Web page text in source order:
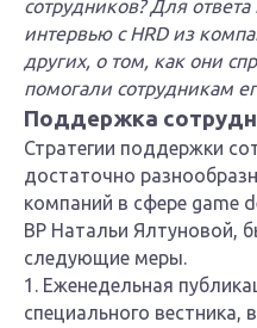
сотрудников? Для
интервью с HRD из
других, о том, как они
помогали сотрудникам
Поддержка
Стратегии поддержки
достаточно
компаний в сфере game
BP Натальи Ялтуновой,
следующие меры.
1. Еженедельная
специального